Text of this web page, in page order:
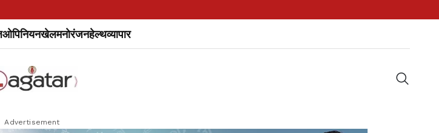
ओपिनियनखेलमनोरंजनहेल्थव्यापार
Advertisement